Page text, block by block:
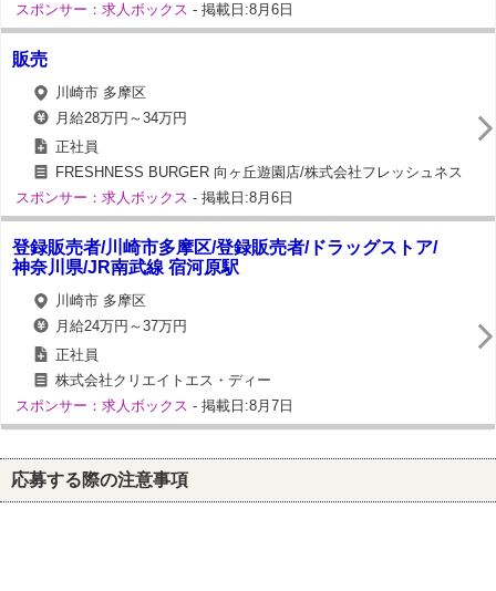
スポンサー：求人ボックス - 掲載日:8月6日
販売
川崎市 多摩区
月給28万円～34万円
正社員
FRESHNESS BURGER 向ヶ丘遊園店/株式会社フレッシュネス
スポンサー：求人ボックス - 掲載日:8月6日
登録販売者/川崎市多摩区/登録販売者/ドラッグストア/
神奈川県/JR南武線 宿河原駅
川崎市 多摩区
月給24万円～37万円
正社員
株式会社クリエイトエス・ディー
スポンサー：求人ボックス - 掲載日:8月7日
応募する際の注意事項